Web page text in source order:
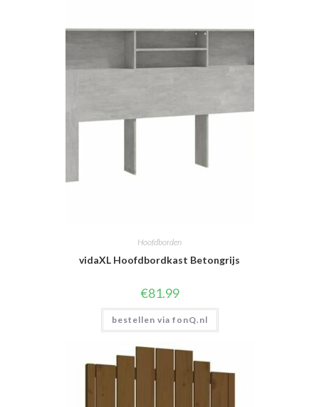
Hoofdborden
vidaXL Hoofdbordkast Betongrijs
€81.99
bestellen via fonQ.nl